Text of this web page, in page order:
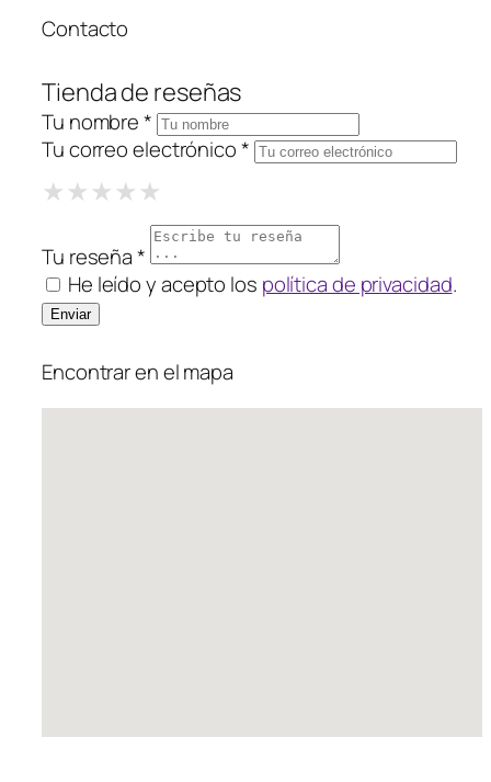
Contacto
Tienda de reseñas
Tu nombre *
Tu correo electrónico *
★1 Star
★★2 Stars
★★★3 Stars
★★★★4 Stars
★★★★★
Tu reseña *
He leído y acepto los política de privacidad.
Encontrar en el mapa